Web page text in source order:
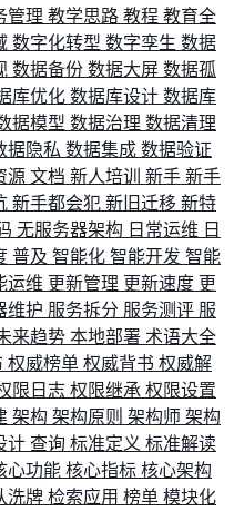
管理 教学思路 教程 教育全
数字化转型 数字孪生 数据
数据备份 数据大屏 数据孤
库优化 数据库设计 数据库
据模型 数据治理 数据清理
据隐私 数据集成 数据验证
源 文档 新人培训 新手 新手
新手都会犯 新旧迁移 新特
无服务器架构 日常运维 日
普及 智能化 智能开发 智能
运维 更新管理 更新速度 更
维护 服务拆分 服务测评 服
来趋势 本地部署 术语大全
权威榜单 权威背书 权威解
限日志 权限继承 权限设置
架构 架构原则 架构师 架构
计 查询 标准定义 标准解读
心功能 核心指标 核心架构
洗牌 检索应用 榜单 模块化